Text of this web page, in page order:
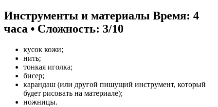
Инструменты и материалы Время: 4
часа • Сложность: 3/10
кусок кожи;
нить;
тонкая иголка;
бисер;
карандаш (или другой пишущий инструмент, который
будет рисовать на материале);
ножницы.